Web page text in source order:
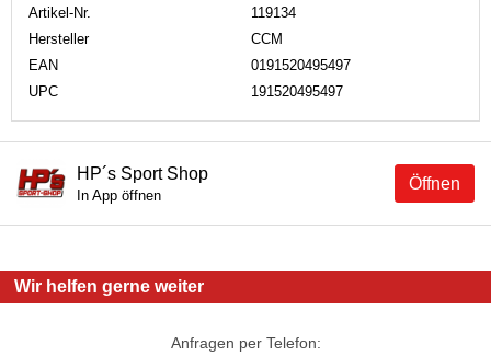
Artikel-Nr.
119134
Hersteller
CCM
EAN
0191520495497
UPC
191520495497
Öffnen
HP´s Sport Shop
In App öffnen
Wir helfen gerne weiter
Anfragen per Telefon: